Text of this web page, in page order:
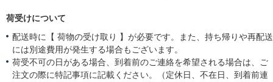
荷受けについて
配送時に【 荷物の受け取り 】が必要です。また、持ち帰りや再配送
には別途費用が発生する場合もございます。
荷受不可の日がある場合、到着前のご連絡を希望される場合は、ご
注文の際に特記事項に記載ください。（定休日、不在日、到着前連